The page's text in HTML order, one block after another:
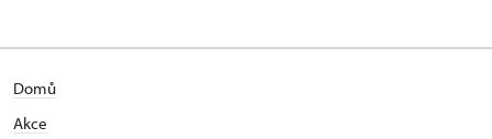
Domů
Akce